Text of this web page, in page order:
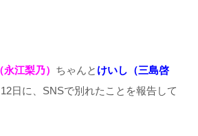
永江梨乃） ちゃんと けいし（三島啓
日に、SNSで別れたことを報告して